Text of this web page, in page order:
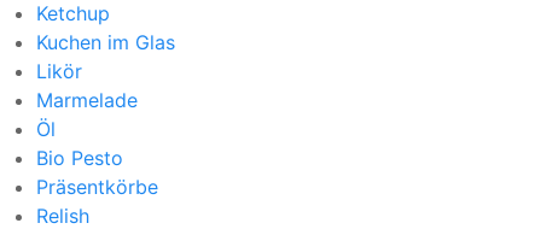
Ketchup
Kuchen im Glas
Likör
Marmelade
Öl
Bio Pesto
Präsentkörbe
Relish